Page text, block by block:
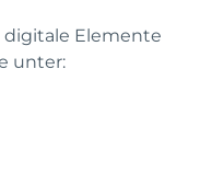
digitale Elemente
unter: